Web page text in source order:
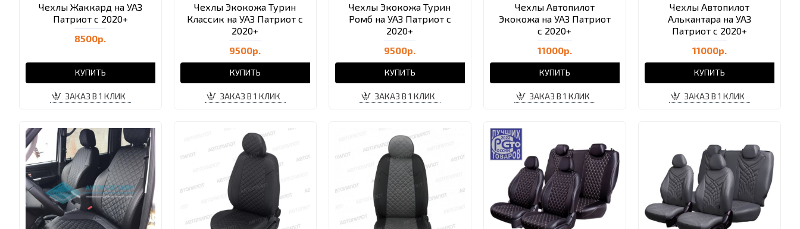
Чехлы Жаккард на УАЗ
Патриот с 2020+
8500р.
КУПИТЬ
ЗАКАЗ В 1 КЛИК
Чехлы Экокожа Турин
Классик на УАЗ Патриот с
2020+
9500р.
КУПИТЬ
ЗАКАЗ В 1 КЛИК
Чехлы Экокожа Турин
Ромб на УАЗ Патриот с
2020+
9500р.
КУПИТЬ
ЗАКАЗ В 1 КЛИК
Чехлы Автопилот
Экокожа на УАЗ Патриот
с 2020+
11000р.
КУПИТЬ
ЗАКАЗ В 1 КЛИК
Чехлы Автопилот
Алькантара на УАЗ
Патриот с 2020+
11000р.
КУПИТЬ
ЗАКАЗ В 1 КЛИК